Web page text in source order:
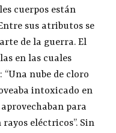
cuerpos están
sus atributos se
de la guerra. El
en las cuales
nube de cloro
intoxicado en
para
eléctricos”. Sin